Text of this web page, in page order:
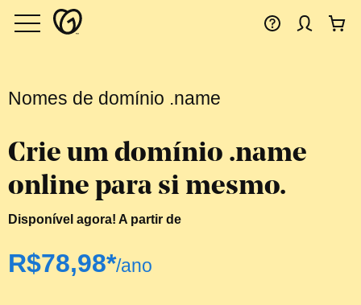
Nomes de domínio .name
Crie um domínio .name
online para si mesmo.
Disponível agora! A partir de
‪R$78,98*‬/ano